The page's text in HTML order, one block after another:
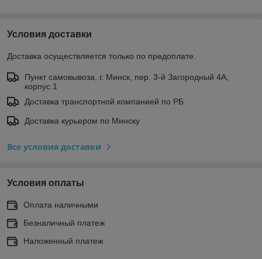
Условия доставки
Доставка осуществляется только по предоплате.
Пункт самовывоза, г. Минск, пер. 3-й Загородный 4А,
корпус 1
Доставка транспортной компанией по РБ
Доставка курьером по Минску
Все условия доставки
Условия оплаты
Оплата наличными
Безналичный платеж
Наложенный платеж